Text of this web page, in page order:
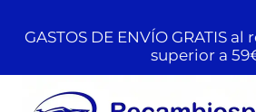
GASTOS DE ENVÍO GRATIS
superior a